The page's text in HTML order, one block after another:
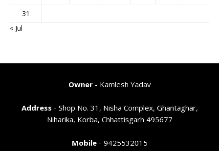
31
« Jul
Owner- Kamlesh Yadav
Address - Shop No. 31, Nisha Complex, Ghantaghar,
Niharika, Korba, Chhattisgarh 495677
Mobile- 9425532015